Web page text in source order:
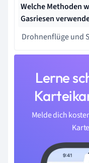
Welche Methoden
Gasriesen
Drohnenflüge und
Lerne
Melde dich